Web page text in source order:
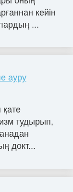
кейін
...
ауру
қате
тудырып,
докт...